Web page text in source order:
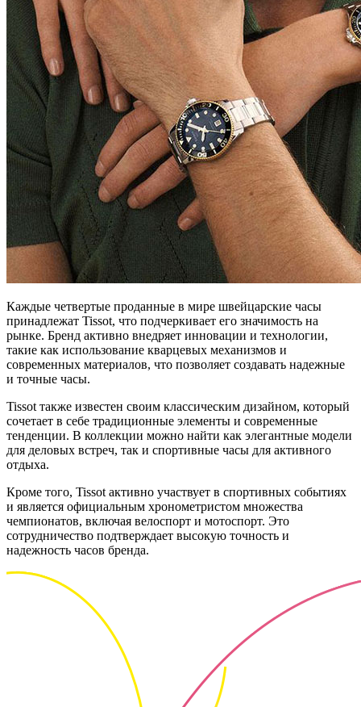
Каждые четвертые проданные в мире швейцарские часы
принадлежат Tissot, что подчеркивает его значимость на
рынке. Бренд активно внедряет инновации и технологии,
такие как использование кварцевых механизмов и
современных материалов, что позволяет создавать надежные
и точные часы.
Tissot также известен своим классическим дизайном, который
сочетает в себе традиционные элементы и современные
тенденции. В коллекции можно найти как элегантные модели
для деловых встреч, так и спортивные часы для активного
отдыха.
Кроме того, Tissot активно участвует в спортивных событиях
и является официальным хронометристом множества
чемпионатов, включая велоспорт и мотоспорт. Это
сотрудничество подтверждает высокую точность и
надежность часов бренда.